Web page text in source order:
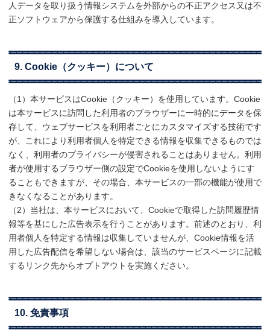
人データを取り扱う情報システムを外部からの不正アクセス又は不
正ソフトウェアから保護する仕組みを導入しています。
9. Cookie（クッキー）について
（1）本サービスはCookie（クッキー）を使用しています。Cookie
は本サービスに訪問した利用者のブラウザーに一時的にデータを保
存して、ウェブサービスを利用者ごとにカスタマイズする技術です
が、これにより利用者個人を特定できる情報を収集できるものでは
なく、利用者のプライバシーが侵害されることはありません。利用
者が使用するブラウザー側の設定でCookieを使用しないようにす
ることもできますが、その場合、本サービスの一部の機能が使用で
きなくなることがあります。
（2）当社は、本サービスにおいて、Cookieで取得した訪問履歴情
報等を基にした広告表示を行うことがあります。前述のとおり、利
用者個人を特定する情報は収集していませんが、Cookie情報を活
用した広告配信を希望しない場合は、該当のサービスページに記載
するリンク先からオプトアウトを実施ください。
10. 免責事項